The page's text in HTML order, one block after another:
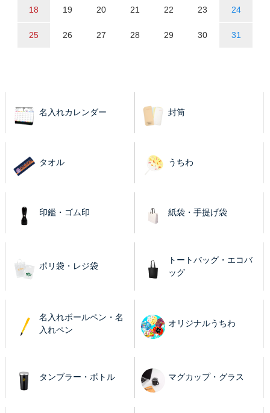
18 19 20 21 22 23 24
25 26 27 28 29 30 31
名入れカレンダー 封筒
タオル うちわ
印鑑・ゴム印 紙袋・手提げ袋
ポリ袋・レジ袋
トートバッグ・エコバ
ッグ
名入れボールペン・名
入れペン
オリジナルうちわ
タンブラー・ボトル マグカップ・グラス